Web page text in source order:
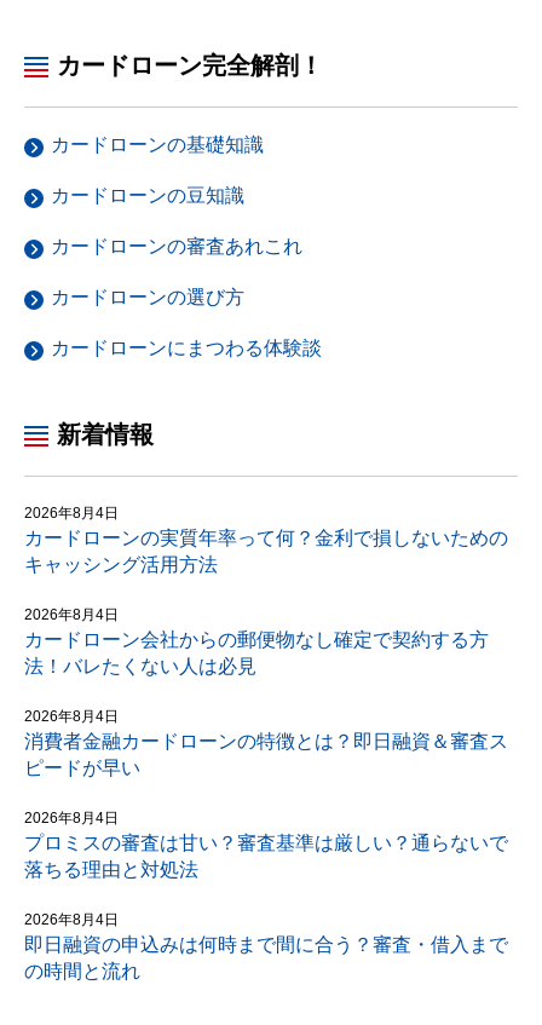
カードローン完全解剖！
カードローンの基礎知識
カードローンの豆知識
カードローンの審査あれこれ
カードローンの選び方
カードローンにまつわる体験談
新着情報
2026年8月4日
カードローンの実質年率って何？金利で損しないための
キャッシング活用方法
2026年8月4日
カードローン会社からの郵便物なし確定で契約する方
法！バレたくない人は必見
2026年8月4日
消費者金融カードローンの特徴とは？即日融資＆審査ス
ピードが早い
2026年8月4日
プロミスの審査は甘い？審査基準は厳しい？通らないで
落ちる理由と対処法
2026年8月4日
即日融資の申込みは何時まで間に合う？審査・借入まで
の時間と流れ